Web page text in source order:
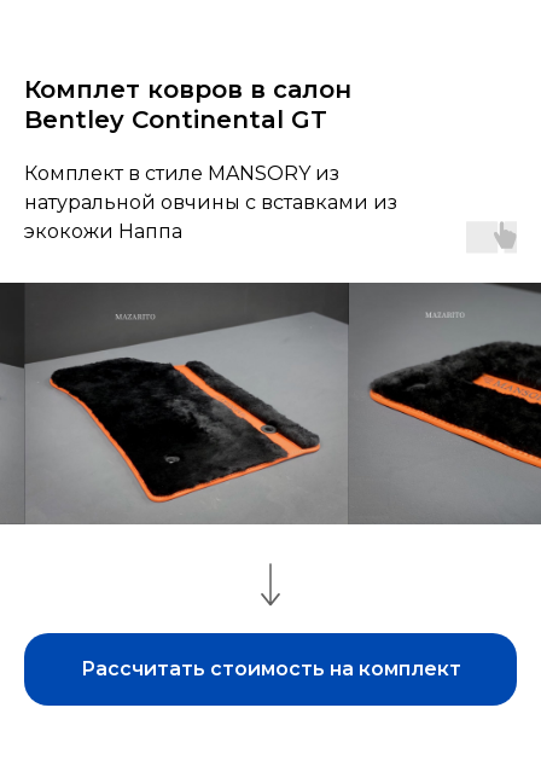
Комплет ковров в салон
Bentley Continental GT
Комплект в стиле MANSORY из
натуральной овчины с вставками из
экокожи Наппа
Рассчитать стоимость на комплект